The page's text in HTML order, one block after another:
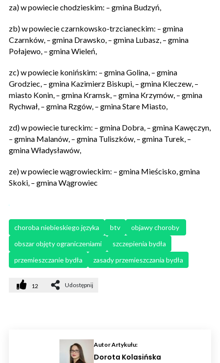
za) w powiecie chodzieskim: – gmina Budzyń,
zb) w powiecie czarnkowsko-trzcianeckim: – gmina
Czarnków, – gmina Drawsko, – gmina Lubasz, – gmina
Połajewo, – gmina Wieleń,
zc) w powiecie konińskim: – gmina Golina, – gmina
Grodziec, – gmina Kazimierz Biskupi, – gmina Kleczew, –
miasto Konin, – gmina Kramsk, – gmina Krzymów, – gmina
Rychwał, – gmina Rzgów, – gmina Stare Miasto,
zd) w powiecie tureckim: – gmina Dobra, – gmina Kawęczyn,
– gmina Malanów, – gmina Tuliszków, – gmina Turek, –
gmina Władysławów,
ze) w powiecie wągrowieckim: – gmina Mieścisko, gmina
Skoki, – gmina Wągrowiec
choroba niebieskiego języka btv
objawy choroby
obszar objęty ograniczeniami
szczepienia bydła
przemieszczanie bydła
zasady przemieszczania bydła
12 Udostępnij
Autor Artykułu:
Dorota Kolasińska